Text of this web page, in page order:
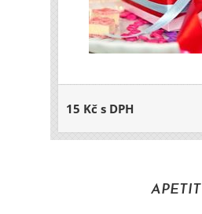
15 Kč s DPH
APETIT